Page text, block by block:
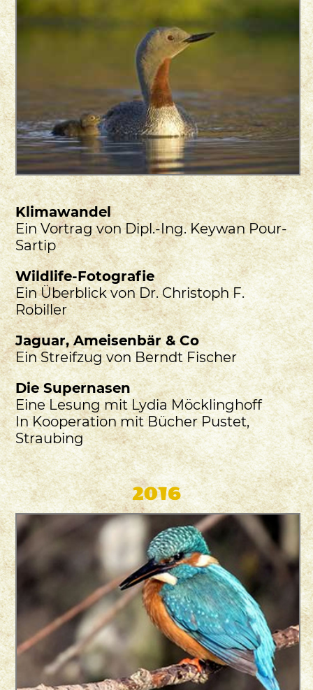
Klimawandel
Ein Vortrag von Dipl.-Ing. Keywan Pour-
Sartip
Wildlife-Fotografie
Ein Überblick von Dr. Christoph F.
Robiller
Jaguar, Ameisenbär & Co
Ein Streifzug von Berndt Fischer
Die Supernasen
Eine Lesung mit Lydia Möcklinghoff
In Kooperation mit Bücher Pustet,
Straubing
2016